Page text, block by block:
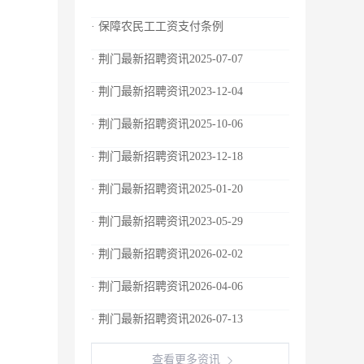
· 保障农民工工资支付条例
· 荆门最新招聘资讯2025-07-07
· 荆门最新招聘资讯2023-12-04
· 荆门最新招聘资讯2025-10-06
· 荆门最新招聘资讯2023-12-18
· 荆门最新招聘资讯2025-01-20
· 荆门最新招聘资讯2023-05-29
· 荆门最新招聘资讯2026-02-02
· 荆门最新招聘资讯2026-04-06
· 荆门最新招聘资讯2026-07-13
查看更多资讯